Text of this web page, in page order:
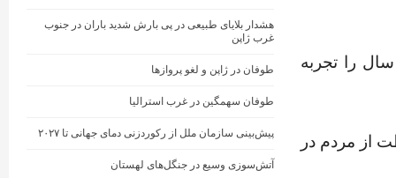
را تجربه
از مردم در
هشدار بلایای طبیعی در پی بارش شدید باران در جنوب
غرب ژاپن
طوفان در ژاپن و لغو پروازها
طوفان سهمگین در غرب استرالیا
پیش‌بینی سازمان ملل از رکوردزنی دمای جهانی تا ۲۰۲۷
آتش‌سوزی وسیع در جنگل‌های لهستان